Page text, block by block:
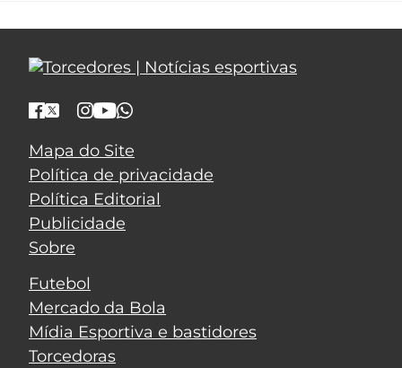
Mapa do Site
Política de privacidade
Política Editorial
Publicidade
Sobre
Futebol
Mercado da Bola
Mídia Esportiva e bastidores
Torcedoras